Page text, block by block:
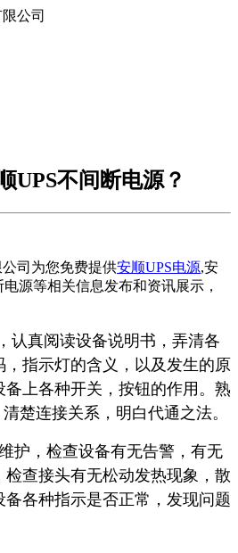
UPS不间断电源？
司为您免费提供安顺UPS电源,安
源等相关信息发布和资讯展示，
认真阅读设备说明书，弄清各
指示灯的含义，以及发生的原
备上各种开关，按钮的作用。熟
楚连接关系，明白代通之法。
护，检查设备有无告警，有无
查接头有无松动发热现象，散
各种指示是否正常，发现问题